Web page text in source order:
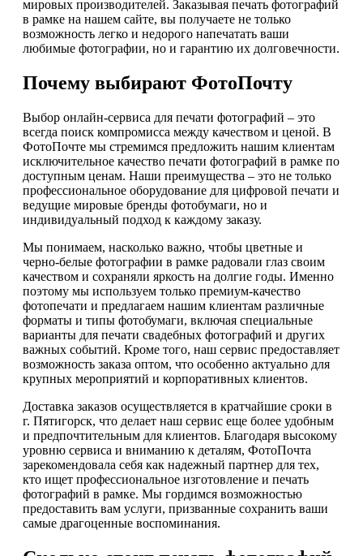
мировых производителей. Заказывая печать фотографий
в рамке на нашем сайте, вы получаете не только
возможность легко и недорого напечатать ваши
любимые фотографии, но и гарантию их долговечности.
Почему выбирают ФотоПочту
Выбор онлайн-сервиса для печати фотографий – это
всегда поиск компромисса между качеством и ценой. В
ФотоПочте мы стремимся предложить нашим клиентам
исключительное качество печати фотографий в рамке по
доступным ценам. Наши преимущества – это не только
профессиональное оборудование для цифровой печати и
ведущие мировые бренды фотобумаги, но и
индивидуальный подход к каждому заказу.
Мы понимаем, насколько важно, чтобы цветные и
черно-белые фотографии в рамке радовали глаз своим
качеством и сохраняли яркость на долгие годы. Именно
поэтому мы используем только премиум-качество
фотопечати и предлагаем нашим клиентам различные
форматы и типы фотобумаги, включая специальные
варианты для печати свадебных фотографий и других
важных событий. Кроме того, наш сервис предоставляет
возможность заказа оптом, что особенно актуально для
крупных мероприятий и корпоративных клиентов.
Доставка заказов осуществляется в кратчайшие сроки в
г. Пятигорск, что делает наш сервис еще более удобным
и предпочтительным для клиентов. Благодаря высокому
уровню сервиса и вниманию к деталям, ФотоПочта
зарекомендовала себя как надежный партнер для тех,
кто ищет профессиональное изготовление и печать
фотографий в рамке. Мы гордимся возможностью
предоставить вам услуги, призванные сохранить ваши
самые драгоценные воспоминания.